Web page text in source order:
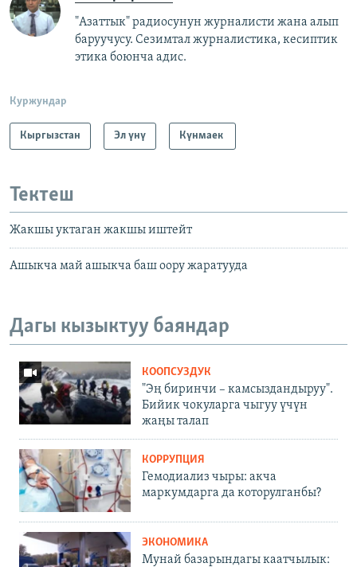
"Азаттык" радиосунун журналисти жана алып
баруучусу. Сезимтал журналистика, кесиптик
этика боюнча адис.
Куржундар
Кыргызстан Эл үнү Күнмаек
Тектеш
Жакшы уктаган жакшы иштейт
Ашыкча май ашыкча баш оору жаратууда
Дагы кызыктуу баяндар
КООПСУЗДУК
"Эң биринчи – камсыздандыруу".
Бийик чокуларга чыгуу үчүн
жаңы талап
КОРРУПЦИЯ
Гемодиализ чыры: акча
маркумдарга да которулганбы?
ЭКОНОМИКА
Мунай базарындагы каатчылык: